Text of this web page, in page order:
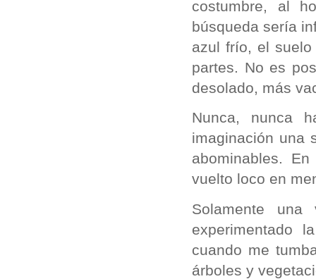
costumbre, al
búsqueda sería
azul frío, el
partes. No es
desolado, más
Nunca, nunca
imaginación una
abominables.
vuelto loco en
Solamente
experimentado
cuando me
árboles y